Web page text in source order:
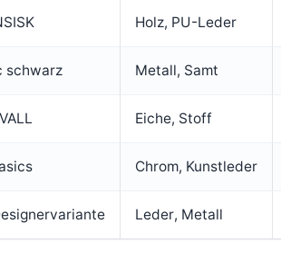
Holz, PU-Leder
schwarz Metall, Samt
Eiche, Stoff
Chrom, Kunstleder
Leder, Metall